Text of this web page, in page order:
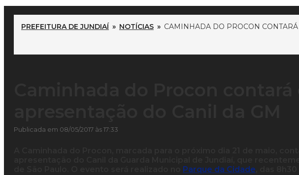
PREFEITURA DE JUNDIAÍ » NOTÍCIAS » CAMINHADA DO PROCON
Publicada em 08/05/2017 às 17:33
Parque da Cidade